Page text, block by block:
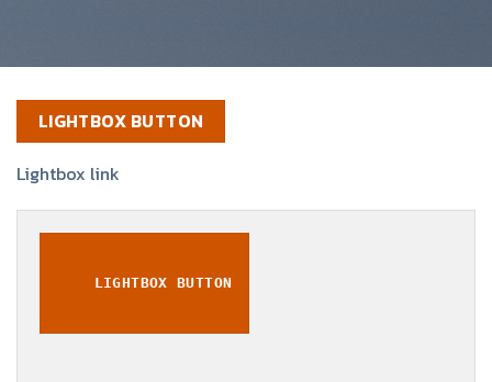
LIGHTBOX BUTTON
Lightbox link
LIGHTBOX BUTTON